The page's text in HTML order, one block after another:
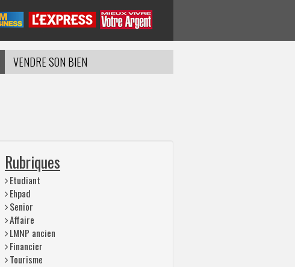
VENDRE SON BIEN
Rubriques
Etudiant
Ehpad
Senior
Affaire
LMNP ancien
Financier
Tourisme